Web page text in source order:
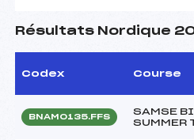
Résultats Nordique
Codex Course
BNAM0135.FFS
SAMSE
SUMMER